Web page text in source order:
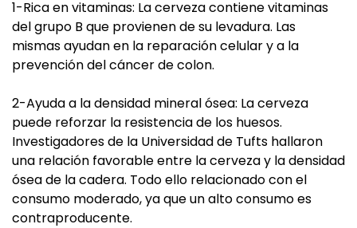
1-Rica en vitaminas: La cerveza contiene vitaminas
del grupo B que provienen de su levadura. Las
mismas ayudan en la reparación celular y a la
prevención del cáncer de colon.
2-Ayuda a la densidad mineral ósea: La cerveza
puede reforzar la resistencia de los huesos.
Investigadores de la Universidad de Tufts hallaron
una relación favorable entre la cerveza y la densidad
ósea de la cadera. Todo ello relacionado con el
consumo moderado, ya que un alto consumo es
contraproducente.